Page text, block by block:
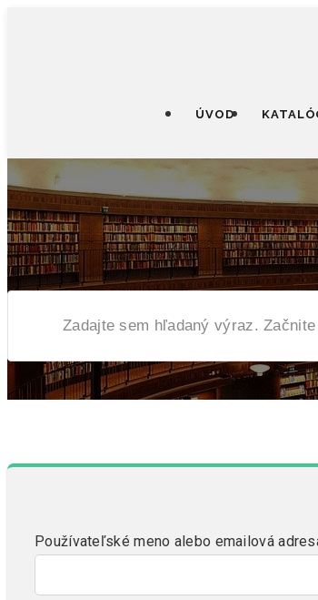
ÚVOD
Používateľské meno alebo emailová